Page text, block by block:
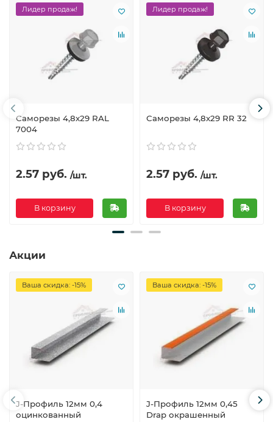
Лидер продаж!
Саморезы 4,8х29 RAL
7004
2.57 руб. /шт.
В корзину
Лидер продаж!
Саморезы 4,8х29 RR 32
2.57 руб. /шт.
В корзину
Акции
Ваша скидка: -15%
J-Профиль 12мм 0,4
оцинкованный
Ваша скидка: -15%
J-Профиль 12мм 0,45
Drap окрашенный